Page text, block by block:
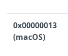
0x00000013
(macOS)